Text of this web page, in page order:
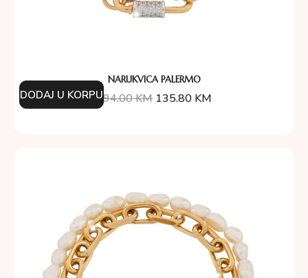
NARUKVICA PALERMO
194.00KM 135.80 KM
DODAJ U KORPU